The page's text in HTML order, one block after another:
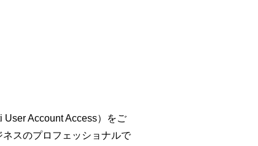
Account Access）をご
スのプロフェッショナルで